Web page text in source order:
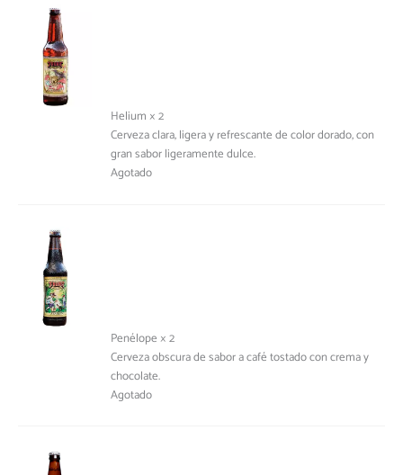
Helium × 2
Cerveza clara, ligera y refrescante de color dorado, con
gran sabor ligeramente dulce.
Agotado
Penélope × 2
Cerveza obscura de sabor a café tostado con crema y
chocolate.
Agotado